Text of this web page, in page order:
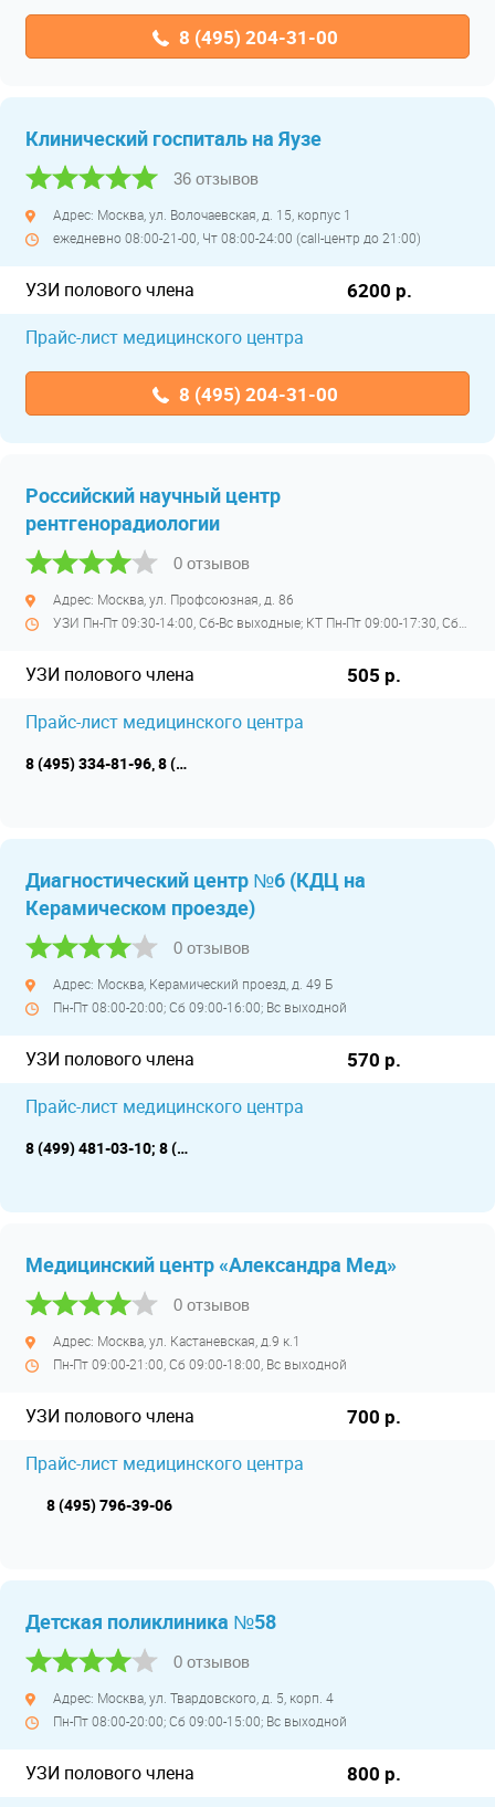
8 (495) 204-31-00
Клинический госпиталь на Яузе
36 отзывов
Адрес: Москва, ул. Волочаевская, д. 15, корпус 1
ежедневно 08:00-21-00, Чт 08:00-24:00 (call-центр до 21:00)
УЗИ полового члена 6200 р.
Прайс-лист медицинского центра
8 (495) 204-31-00
Российский научный центр
рентгенорадиологии
0 отзывов
Адрес: Москва, ул. Профсоюзная, д. 86
УЗИ полового члена 505 р.
Прайс-лист медицинского центра
8 (495) 334-81-96, 8 (495) 333-92-50
Диагностический центр №6 (КДЦ на
Керамическом проезде)
0 отзывов
Адрес: Москва, Керамический проезд, д. 49 Б
Пн-Пт 08:00-20:00; Сб 09:00-16:00; Вс выходной
УЗИ полового члена 570 р.
Прайс-лист медицинского центра
8 (499) 481-03-10; 8 (499) 481-03-11
Медицинский центр «Александра Мед»
0 отзывов
Адрес: Москва, ул. Кастаневская, д.9 к.1
Пн-Пт 09:00-21:00, Сб 09:00-18:00, Вс выходной
УЗИ полового члена 700 р.
Прайс-лист медицинского центра
8 (495) 796-39-06
Детская поликлиника №58
0 отзывов
Адрес: Москва, ул. Твардовского, д. 5, корп. 4
Пн-Пт 08:00-20:00; Сб 09:00-15:00; Вс выходной
УЗИ полового члена 800 р.